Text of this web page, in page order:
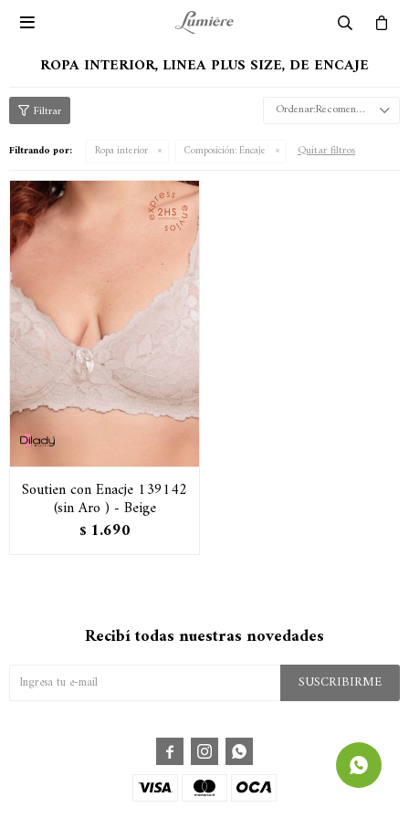

ROPA INTERIOR, LINEA PLUS SIZE, DE ENCAJE
Recomendados
Filtrando por: Ropa interior Composición:Encaje Quitar filtros
Soutien con Enacje 139142
(sin Aro ) - Beige
$ 1.690
Recibí todas nuestras novedades
SUSCRIBIRME
  